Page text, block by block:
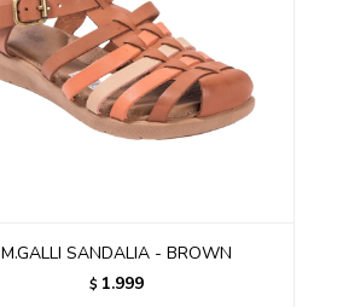
M.GALLI SANDALIA - BROWN
$ 1.999